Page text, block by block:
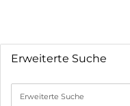
Erweiterte Suche
Suche